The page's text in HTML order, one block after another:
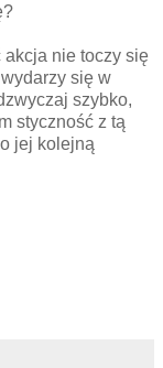
akcja nie toczy się
się w
szybko,
styczność z tą
jej kolejną